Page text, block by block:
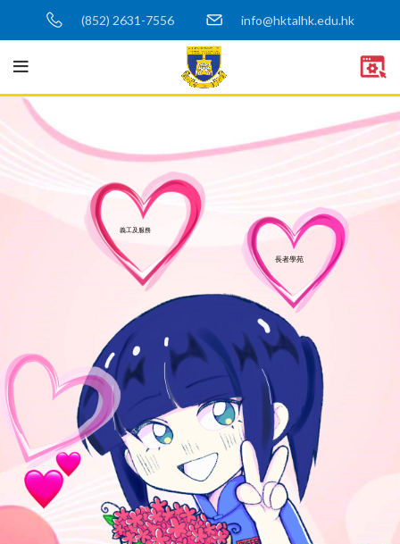
(852) 2631-7556 info@hktalhk.edu.hk
義工及服務
長者學苑